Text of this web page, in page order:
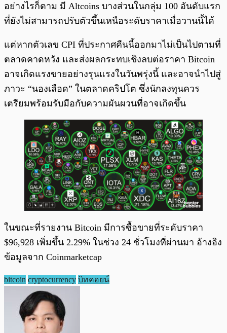
อย่างไรก็ตาม มี Altcoins บางส่วนในกลุ่ม 100 อันดับแรก
ที่ยังไม่สามารถปรับตัวขึ้นเหนือระดับราคาเมื่อวานนี้ได้
แต่หากตัวเลข CPI ที่ประกาศคืนนี้ออกมาไม่เป็นไปตามที่
ตลาดคาดหวัง และส่งผลกระทบเชิงลบต่อราคา Bitcoin
อาจเกิดแรงขายอย่างรุนแรงในวันพรุ่งนี้ และอาจนำไปสู่
ภาวะ “นองเลือด” ในตลาดคริปโต ซึ่งนักลงทุนควร
เตรียมพร้อมรับมือกับความผันผวนที่อาจเกิดขึ้น
ในขณะที่รายงาน Bitcoin มีการซื้อขายที่ระดับราคา
$96,928 เพิ่มขึ้น 2.29% ในช่วง 24 ชั่วโมงที่ผ่านมา อ้างอิง
ข้อมูลจาก Coinmarketcap
bitcoin cryptocurrency บิทคอยน์